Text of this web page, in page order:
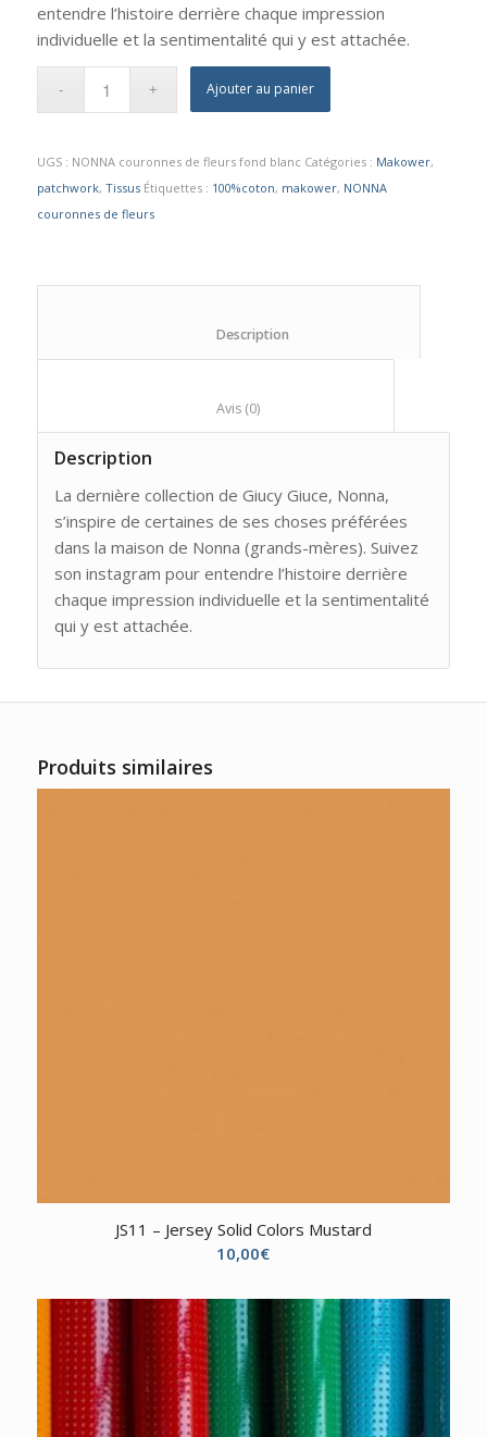
entendre l’histoire derrière chaque impression
individuelle et la sentimentalité qui y est attachée.
Ajouter au panier
UGS : NONNA couronnes de fleurs fond blanc Catégories : Makower,
patchwork, Tissus Étiquettes : 100%coton, makower, NONNA
couronnes de fleurs
						Avis (0)
Description
La dernière collection de Giucy Giuce, Nonna,
s’inspire de certaines de ses choses préférées
dans la maison de Nonna (grands-mères). Suivez
son instagram pour entendre l’histoire derrière
chaque impression individuelle et la sentimentalité
qui y est attachée.
Produits similaires
JS11 – Jersey Solid Colors Mustard
10,00€